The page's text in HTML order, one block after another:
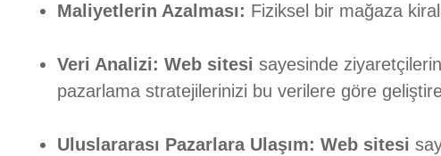
Maliyetlerin Azalması: Fiziksel bir mağaza
Veri Analizi: Web sitesi sayesinde
pazarlama stratejilerinizi bu verilere göre
Uluslararası Pazarlara Ulaşım: Web sitesi